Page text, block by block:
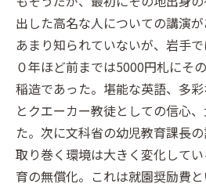
出した高名な人についての講演
あまり知られていないが、岩手
０年ほど前までは5000円札にそ
稲造であった。堪能な英語、多
とクエーカー教徒としての信心
た。次に文科省の幼児教育課長
取り巻く環境は大きく変化して
育の無償化。これは就園奨励費